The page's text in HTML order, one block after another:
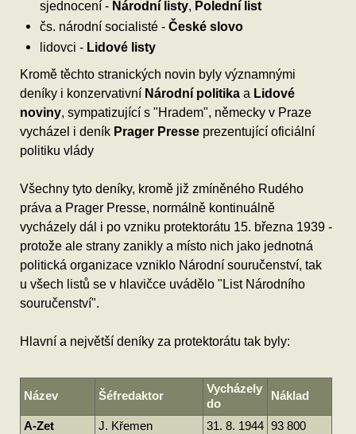
sjednocení - Národní listy, Polední list
čs. národní socialisté - České slovo
lidovci - Lidové listy
Kromě těchto stranických novin byly významnými
deníky i konzervativní Národní politika a Lidové
noviny, sympatizující s "Hradem", německy v Praze
vycházel i deník Prager Presse prezentující oficiální
politiku vlády
Všechny tyto deníky, kromě již zmíněného Rudého
práva a Prager Presse, normálně kontinuálně
vycházely dál i po vzniku protektorátu 15. března 1939 -
protože ale strany zanikly a místo nich jako jednotná
politická organizace vzniklo Národní souručenství, tak
u všech listů se v hlavičce uvádělo "List Národního
souručenství".
Hlavní a největší deníky za protektorátu tak byly:
Název Šéfredaktor
Vycházely
do
Náklad
A-Zet J. Křemen 31. 8. 1944 93 800